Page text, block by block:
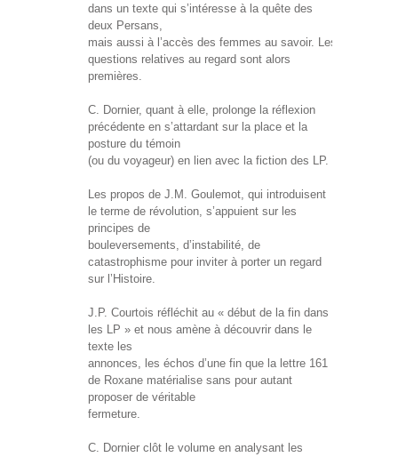
dans un texte qui s’intéresse à la quête des
deux Persans,
mais aussi à l’accès des femmes au savoir. Les
questions relatives au regard sont alors
premières.
C. Dornier, quant à elle, prolonge la réflexion
précédente en s’attardant sur la place et la
posture du témoin
(ou du voyageur) en lien avec la fiction des LP.
Les propos de J.M. Goulemot, qui introduisent
le terme de révolution, s’appuient sur les
principes de
bouleversements, d’instabilité, de
catastrophisme pour inviter à porter un regard
sur l’Histoire.
J.P. Courtois réfléchit au « début de la fin dans
les LP » et nous amène à découvrir dans le
texte les
annonces, les échos d’une fin que la lettre 161
de Roxane matérialise sans pour autant
proposer de véritable
fermeture.
C. Dornier clôt le volume en analysant les